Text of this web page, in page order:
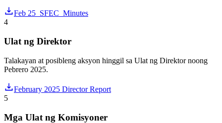
Feb 25_SFEC_Minutes
4
Ulat ng Direktor
Talakayan at posibleng aksyon hinggil sa Ulat ng Direktor noong
Pebrero 2025.
February 2025 Director Report
5
Mga Ulat ng Komisyoner